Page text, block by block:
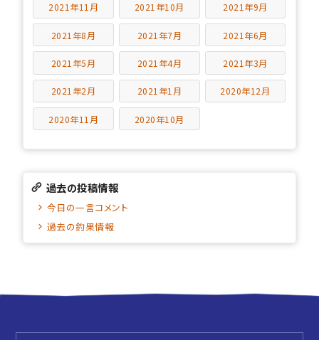
2021年11月 2021年10月 2021年9月
2021年8月 2021年7月 2021年6月
2021年5月 2021年4月 2021年3月
2021年2月 2021年1月 2020年12月
2020年11月 2020年10月
過去の投稿情報
今日の一言コメント
過去の釣果情報